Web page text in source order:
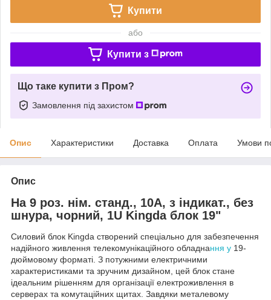
Купити
або
Купити з
Що таке купити з Пром?
Замовлення під захистом
Опис Характеристики Доставка Оплата Умови
Опис
На 9 роз. нім. станд., 10А, з індикат., без
шнура, чорний, 1U Kingda блок 19"
Силовий блок Kingda створений спеціально для забезпечення
надійного живлення телекомунікаційного обладнання у 19-
дюймовому форматі. З потужними електричними
характеристиками та зручним дизайном, цей блок стане
ідеальним рішенням для організації електроживлення в
серверах та комутаційних щитах. Завдяки металевому